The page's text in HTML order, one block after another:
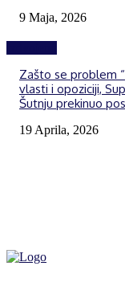
9 Maja, 2026
Zašto se problem
vlasti i opoziciji,
Šutnju prekinuo
19 Aprila, 2026